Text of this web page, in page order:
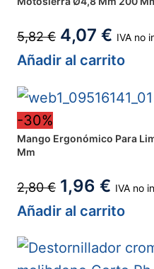
5,82€ 4,07 € IVA no
Añadir al carrito
-30%
Mango Ergonómico Para
Mm
2,80€ 1,96 € IVA no
Añadir al carrito